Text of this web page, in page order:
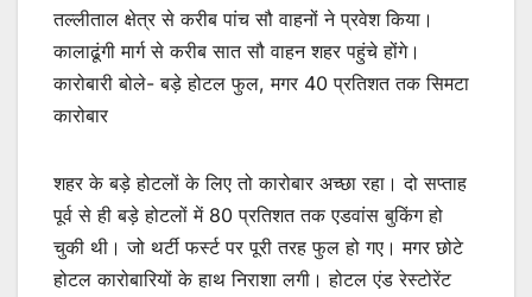
तल्लीताल क्षेत्र से करीब पांच सौ वाहनों ने प्रवेश किया।
कालाढूंगी मार्ग से करीब सात सौ वाहन शहर पहुंचे होंगे।
कारोबारी बोले- बड़े होटल फुल, मगर 40 प्रतिशत तक सिमटा
कारोबार
शहर के बड़े होटलों के लिए तो कारोबार अच्छा रहा। दो सप्ताह
पूर्व से ही बड़े होटलों में 80 प्रतिशत तक एडवांस बुकिंग हो
चुकी थी। जो थर्टी फर्स्ट पर पूरी तरह फुल हो गए। मगर छोटे
होटल कारोबारियों के हाथ निराशा लगी। होटल एंड रेस्टोरेंट